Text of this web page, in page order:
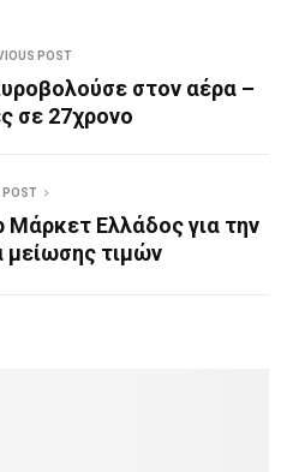
POST
στον αέρα –
σε 27χρονο
POST
Μάρκετ Ελλάδος για την
τιμών